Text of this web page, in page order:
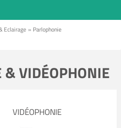
Eclairage » Parlophonie
& VIDÉOPHONIE
VIDÉOPHONIE